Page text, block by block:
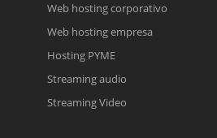
un correo electrónico con el enlace a
la reunión online.
Cotización
y nos contactaremos a la brevedad.
Chat Online
electrónico con sus datos personales.
Web hosting corporativo
Web hosting empresa
Hosting PYME
Streaming audio
Streaming Video